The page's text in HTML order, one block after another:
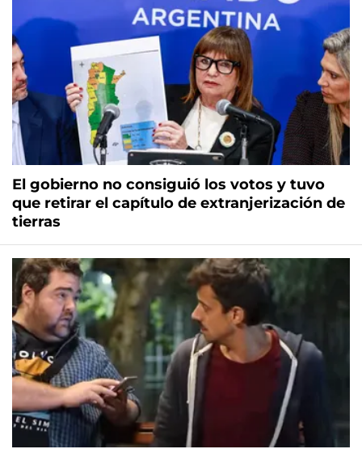
El gobierno no consiguió los votos y tuvo
que retirar el capítulo de extranjerización de
tierras